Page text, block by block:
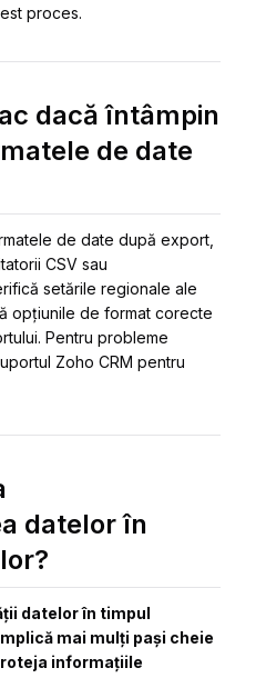
proces.
dacă întâmpin
de date
de date după export,
CSV sau
setările regionale ale
opțiunile de format corecte
Pentru probleme
Zoho CRM pentru
datelor în
datelor în timpul
mai mulți pași cheie
informațiile